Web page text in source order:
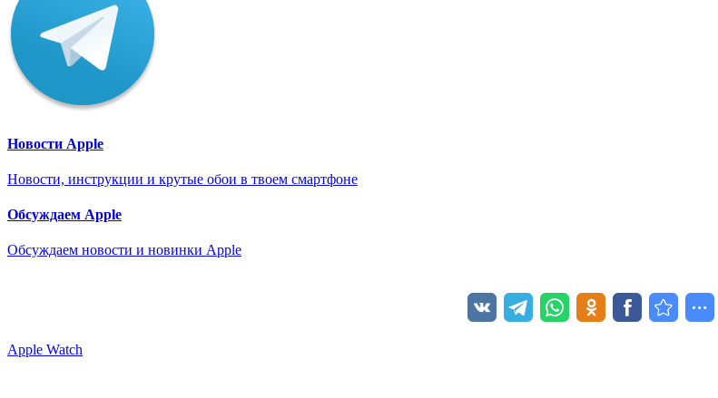
Новости Apple
Новости, инструкции и крутые обои в твоем смартфоне
Обсуждаем Apple
Обсуждаем новости и новинки Apple
Apple Watch